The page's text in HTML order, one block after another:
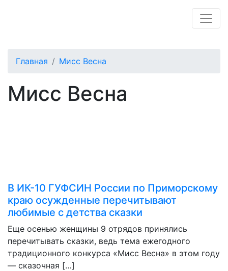
Главная Мисс Весна
Мисс Весна
В ИК-10 ГУФСИН России по Приморскому
краю осужденные перечитывают
любимые с детства сказки
Еще осенью женщины 9 отрядов принялись
перечитывать сказки, ведь тема ежегодного
традиционного конкурса «Мисс Весна» в этом году
— сказочная […]